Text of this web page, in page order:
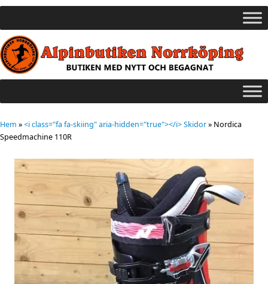
Hem »<i class="fa fa-skiing" aria-hidden="true"></i> Skidor» Nordica
Speedmachine 110R